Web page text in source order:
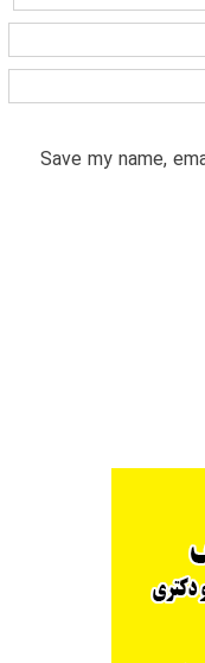
Save my name,